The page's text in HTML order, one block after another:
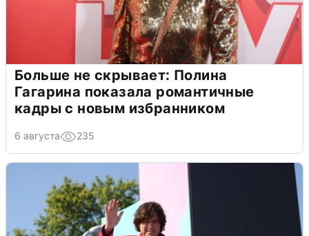
Больше не скрывает: Полина
Гагарина показала романтичные
кадры с новым избранником
6 августа 235